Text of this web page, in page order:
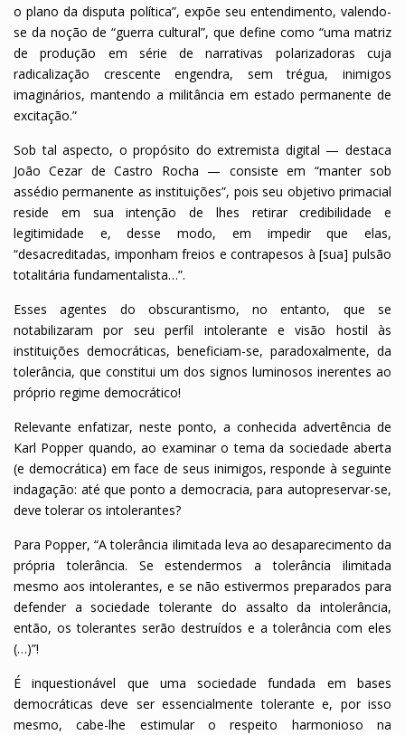
o plano da disputa política”, expõe seu entendimento, valendo-
se da noção de “guerra cultural”, que define como “uma matriz
de produção em série de narrativas polarizadoras cuja
radicalização crescente engendra, sem trégua, inimigos
imaginários, mantendo a militância em estado permanente de
excitação.”
Sob tal aspecto, o propósito do extremista digital — destaca
João Cezar de Castro Rocha — consiste em “manter sob
assédio permanente as instituições”, pois seu objetivo primacial
reside em sua intenção de lhes retirar credibilidade e
legitimidade e, desse modo, em impedir que elas,
“desacreditadas, imponham freios e contrapesos à [sua] pulsão
totalitária fundamentalista…”.
Esses agentes do obscurantismo, no entanto, que se
notabilizaram por seu perfil intolerante e visão hostil às
instituições democráticas, beneficiam-se, paradoxalmente, da
tolerância, que constitui um dos signos luminosos inerentes ao
próprio regime democrático!
Relevante enfatizar, neste ponto, a conhecida advertência de
Karl Popper quando, ao examinar o tema da sociedade aberta
(e democrática) em face de seus inimigos, responde à seguinte
indagação: até que ponto a democracia, para autopreservar-se,
deve tolerar os intolerantes?
Para Popper, “A tolerância ilimitada leva ao desaparecimento da
própria tolerância. Se estendermos a tolerância ilimitada
mesmo aos intolerantes, e se não estivermos preparados para
defender a sociedade tolerante do assalto da intolerância,
então, os tolerantes serão destruídos e a tolerância com eles
(…)”!
É inquestionável que uma sociedade fundada em bases
democráticas deve ser essencialmente tolerante e, por isso
mesmo, cabe-lhe estimular o respeito harmonioso na